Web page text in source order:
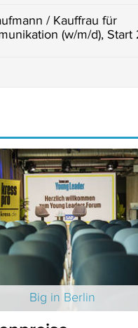
/ Kauffrau für
(w/m/d), Start
Big in Berlin